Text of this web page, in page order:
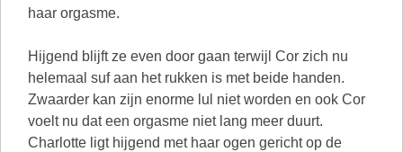
haar orgasme.
Hijgend blijft ze even door gaan terwijl Cor zich nu
helemaal suf aan het rukken is met beide handen.
Zwaarder kan zijn enorme lul niet worden en ook Cor
voelt nu dat een orgasme niet lang meer duurt.
Charlotte ligt hijgend met haar ogen gericht op de